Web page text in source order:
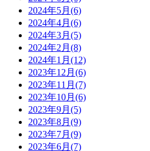
2024年5月(6)
2024年4月(6)
2024年3月(5)
2024年2月(8)
2024年1月(12)
2023年12月(6)
2023年11月(7)
2023年10月(6)
2023年9月(5)
2023年8月(9)
2023年7月(9)
2023年6月(7)